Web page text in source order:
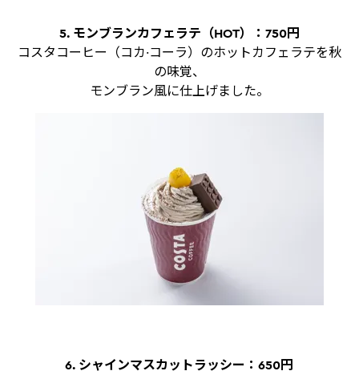
5. モンブランカフェラテ（HOT）：750円
コスタコーヒー（コカ·コーラ）のホットカフェラテを秋
の味覚、
モンブラン風に仕上げました。
6. シャインマスカットラッシー：650円